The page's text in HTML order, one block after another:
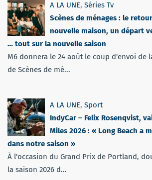
A LA UNE, Séries Tv
Scènes de ménages : le
nouvelle maison, un départ
… tout sur la nouvelle saison
M6 donnera le 24 août le coup d'envoi de
de Scènes de mé...
A LA UNE, Sport
IndyCar – Felix Rosenqvist,
Miles 2026 : « Long Beach a
dans notre saison »
À l'occasion du Grand Prix de Portland,
la saison 2026 d...